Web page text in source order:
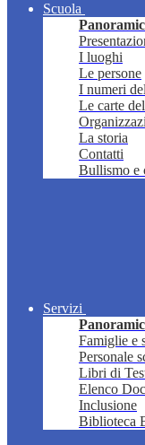
Scuola
I luoghi
Le persone
I numeri
Le carte
La storia
Contatti
Bullismo e
Servizi
Famiglie e
Personale
Libri di
Elenco
Inclusione
Biblioteca